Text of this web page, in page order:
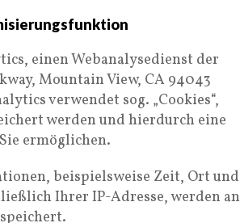
einen Webanalysedienst der
Mountain View, CA 94043
verwendet sog. „Cookies“,
werden und hierdurch eine
ermöglichen.
beispielsweise Zeit, Ort und
Ihrer IP-Adresse, werden an